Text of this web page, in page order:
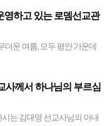
영하고 있는 로뎀선교관
운 여름, 모두 평안 가운데
교회에서 운영하고 있는 로뎀
필요한…
사께서 하나님의 부르심
는 김대영 선교사님의 아내